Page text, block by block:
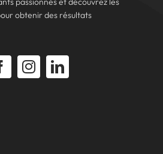
obtenir des résultats